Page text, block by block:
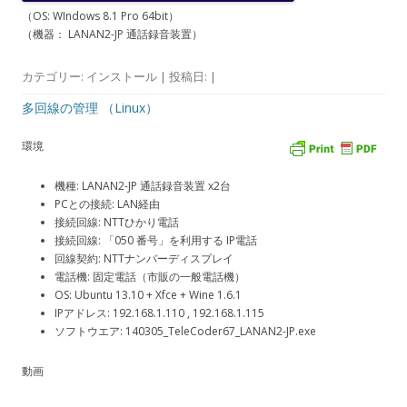
（OS: WIndows 8.1 Pro 64bit）
（機器： LANAN2-JP 通話録音装置）
カテゴリー: インストール | 投稿日: |
多回線の管理 （Linux）
環境
機種: LANAN2-JP 通話録音装置 x2台
PCとの接続: LAN経由
接続回線: NTTひかり電話
接続回線: 「050 番号」を利用する IP電話
回線契約: NTTナンバーディスプレイ
電話機: 固定電話（市販の一般電話機）
OS: Ubuntu 13.10 + Xfce + Wine 1.6.1
IPアドレス: 192.168.1.110 , 192.168.1.115
ソフトウエア: 140305_TeleCoder67_LANAN2-JP.exe
動画